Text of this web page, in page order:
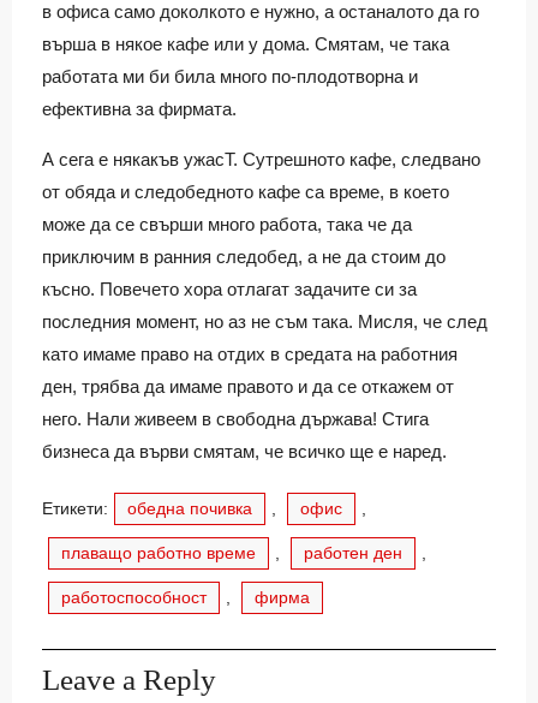
в офиса само доколкото е нужно, а останалото да го
върша в някое кафе или у дома. Смятам, че така
работата ми би била много по-плодотворна и
ефективна за фирмата.
А сега е някакъв ужасТ. Сутрешното кафе, следвано
от обяда и следобедното кафе са време, в което
може да се свърши много работа, така че да
приключим в ранния следобед, а не да стоим до
късно. Повечето хора отлагат задачите си за
последния момент, но аз не съм така. Мисля, че след
като имаме право на отдих в средата на работния
ден, трябва да имаме правото и да се откажем от
него. Нали живеем в свободна държава! Стига
бизнеса да върви смятам, че всичко ще е наред.
Етикети: обедна почивка офис
плаващо работно време работен ден
работоспособност фирма
Leave a Reply